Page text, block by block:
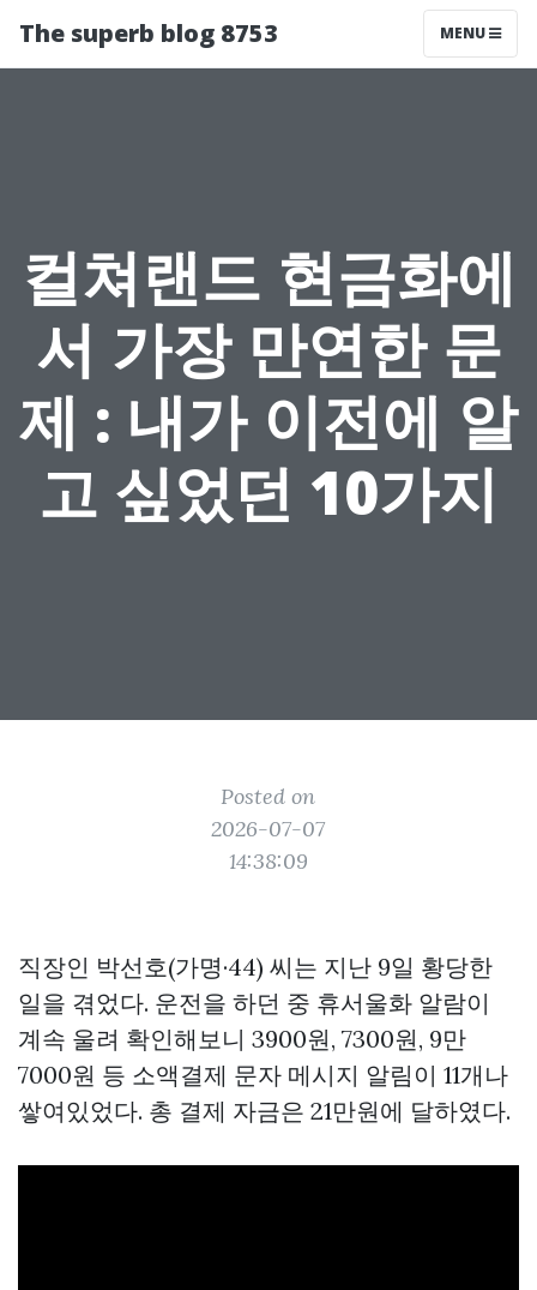
The superb blog 8753 MENU
컬쳐랜드 현금화에
서 가장 만연한 문
제 : 내가 이전에 알
고 싶었던 10가지
Posted on
2026-07-07
14:38:09
직장인 박선호(가명·44) 씨는 지난 9일 황당한
일을 겪었다. 운전을 하던 중 휴서울화 알람이
계속 울려 확인해보니 3900원, 7300원, 9만
7000원 등 소액결제 문자 메시지 알림이 11개나
쌓여있었다. 총 결제 자금은 21만원에 달하였다.